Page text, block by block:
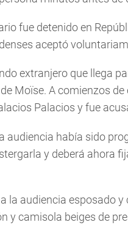
fue detenido en
aceptó
extranjero que llega
Moïse. A comienzos
Palacios y fue
audiencia había sido
y deberá ahora
la audiencia esposado
y camisola beiges de